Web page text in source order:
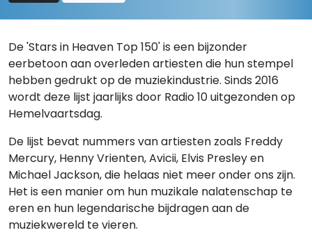
De 'Stars in Heaven Top 150' is een bijzonder
eerbetoon aan overleden artiesten die hun stempel
hebben gedrukt op de muziekindustrie. Sinds 2016
wordt deze lijst jaarlijks door Radio 10 uitgezonden op
Hemelvaartsdag.
De lijst bevat nummers van artiesten zoals Freddy
Mercury, Henny Vrienten, Avicii, Elvis Presley en
Michael Jackson, die helaas niet meer onder ons zijn.
Het is een manier om hun muzikale nalatenschap te
eren en hun legendarische bijdragen aan de
muziekwereld te vieren.